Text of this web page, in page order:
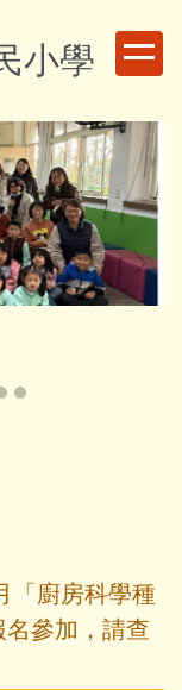
小學
「廚房科學種
參加，請查